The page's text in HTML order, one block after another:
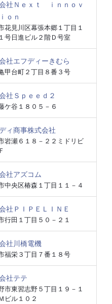
社Ｎｅｘｔ ｉｎｎｏｖ
ｏｎ
花見川区幕張本郷１丁目１
号日進ビル２階Ｄ号室
社エフディーきむら
甲台町２丁目８番３号
社Ｓｐｅｅｄ２
ケ谷１８０５－６
ィ商事株式会社
岩瀬６１８－２２ミドリビ
社アズコム
中央区椿森１丁目１１－４
社ＰＩＰＥＬＩＮＥ
行田１丁目５０－２１
社川橋電機
福栄３丁目７番１８号
社テテ
市東習志野５丁目１９－１
ビル１０２